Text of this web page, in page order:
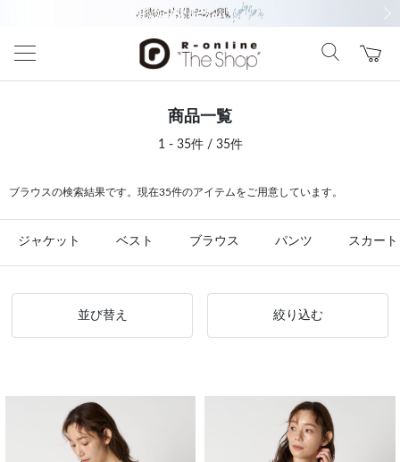
商品一覧
1 - 35件 / 35件
ブラウスの検索結果です。現在35件のアイテムをご用意しています。
ジャケット ベスト ブラウス パンツ スカート
並び替え 絞り込む